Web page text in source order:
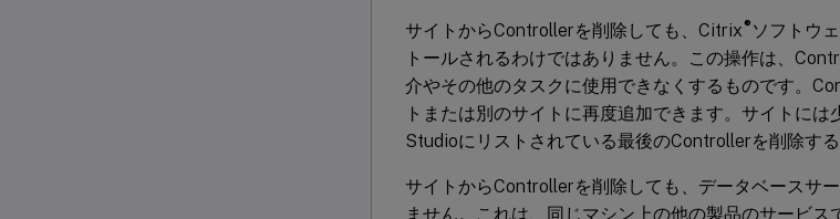
サイトからControllerを削除しても、Citrix® ソフトウ
トールされるわけではありません。この操作は、
介やその他のタスクに使用できなくするものです。
トまたは別のサイトに再度追加できます。サイトには
Studioにリストされている最後のControllerを削除する
サイトからControllerを削除しても、データベースサ
ません。これは、同じマシン上の他の製品のサービ